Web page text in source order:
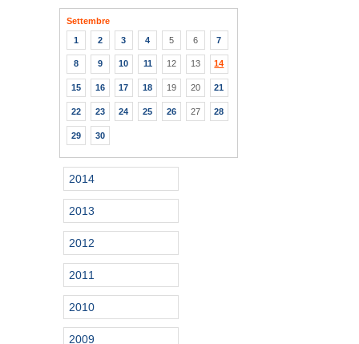
Settembre
1
2 3 4 5 6 7
8 9 10 11 12 13 14
15 16 17 18 19 20 21
22 23 24 25 26 27 28
29 30
2014
2013
2012
2011
2010
2009